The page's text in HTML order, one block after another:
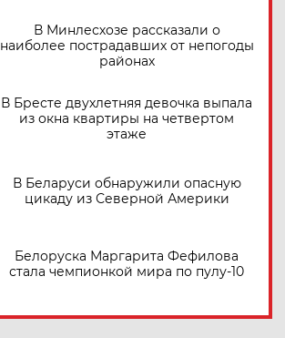
В Минлесхозе рассказали о
наиболее пострадавших от непогоды
районах
В Бресте двухлетняя девочка выпала
из окна квартиры на четвертом
этаже
В Беларуси обнаружили опасную
цикаду из Северной Америки
Белоруска Маргарита Фефилова
стала чемпионкой мира по пулу-10